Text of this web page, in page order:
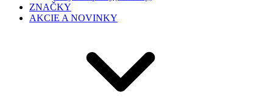
ZNAČKY
AKCIE A NOVINKY